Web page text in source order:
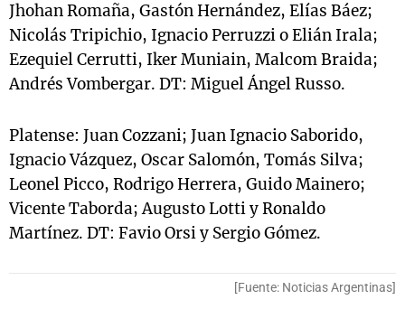
Jhohan Romaña, Gastón Hernández, Elías Báez;
Nicolás Tripichio, Ignacio Perruzzi o Elián Irala;
Ezequiel Cerrutti, Iker Muniain, Malcom Braida;
Andrés Vombergar. DT: Miguel Ángel Russo.
Platense: Juan Cozzani; Juan Ignacio Saborido,
Ignacio Vázquez, Oscar Salomón, Tomás Silva;
Leonel Picco, Rodrigo Herrera, Guido Mainero;
Vicente Taborda; Augusto Lotti y Ronaldo
Martínez. DT: Favio Orsi y Sergio Gómez.
[Fuente: Noticias Argentinas]